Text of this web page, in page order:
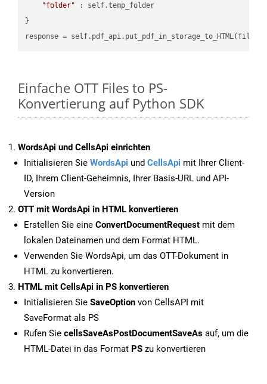
"folder" : self.temp_folder
}
Einfache OTT Files to PS-
Konvertierung auf Python SDK
WordsApi und CellsApi einrichten
Initialisieren Sie WordsApi und CellsApi mit Ihrer Client-
ID, Ihrem Client-Geheimnis, Ihrer Basis-URL und API-
Version
OTT mit WordsApi in HTML konvertieren
Erstellen Sie eine ConvertDocumentRequest mit dem
lokalen Dateinamen und dem Format HTML.
Verwenden Sie WordsApi, um das OTT-Dokument in
HTML zu konvertieren.
HTML mit CellsApi in PS konvertieren
Initialisieren Sie SaveOption von CellsAPI mit
SaveFormat als PS
Rufen Sie cellsSaveAsPostDocumentSaveAs auf, um die
HTML-Datei in das Format PS zu konvertieren